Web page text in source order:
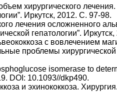
хирургического
Иркутск, 2012. С. 97-98.
лечения осложненного
гепатологии”.
с вовлечением
проблемы
isomerase to
DOI: 10.1093//dkp490.
и эхинококкоза.